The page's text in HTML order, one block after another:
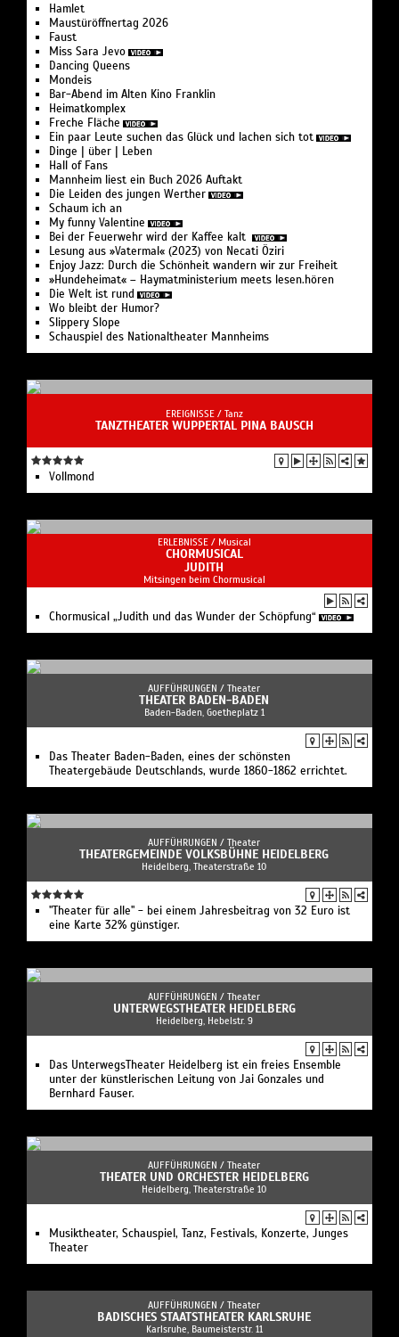
Hamlet
Maustüröffnertag 2026
Faust
Miss Sara Jevo
Dancing Queens
Mondeis
Bar-Abend im Alten Kino Franklin
Heimatkomplex
Freche Fläche
Ein paar Leute suchen das Glück und lachen sich tot
Dinge | über | Leben
Hall of Fans
Mannheim liest ein Buch 2026 Auftakt
Die Leiden des jungen Werther
Schaum ich an
My funny Valentine
Bei der Feuer­wehr wird der Kaffee kalt
Lesung aus »Vatermal« (2023) von Necati Öziri
Enjoy Jazz: Durch die Schönheit wandern wir zur Freiheit
»Hundeheimat« – Haymat­ministerium meets lesen.hören
Die Welt ist rund
Wo bleibt der Humor?
Slippery Slope
Schauspiel des Nationaltheater Mannheims
EREIGNISSE / Tanz
TANZTHEATER WUPPERTAL PINA BAUSCH
Vollmond
ERLEBNISSE / Musical
CHORMUSICAL
JUDITH
Mitsingen beim Chormusical
Chormusical „Judith und das Wunder der Schöpfung“
AUFFÜHRUNGEN / Theater
THEATER BADEN-BADEN
Baden-Baden, Goetheplatz 1
Das Theater Baden-Baden, eines der schönsten
Theatergebäude Deutschlands, wurde 1860-1862 errichtet.
AUFFÜHRUNGEN / Theater
THEATERGEMEINDE VOLKSBÜHNE HEIDELBERG
Heidelberg, Theaterstraße 10
"Theater für alle" - bei einem Jahresbeitrag von 32 Euro ist
eine Karte 32% günstiger.
AUFFÜHRUNGEN / Theater
UNTERWEGSTHEATER HEIDELBERG
Heidelberg, Hebelstr. 9
Das UnterwegsTheater Heidelberg ist ein freies Ensemble
unter der künstlerischen Leitung von Jai Gonzales und
Bernhard Fauser.
AUFFÜHRUNGEN / Theater
THEATER UND ORCHESTER HEIDELBERG
Heidelberg, Theaterstraße 10
Musiktheater, Schauspiel, Tanz, Festivals, Konzerte, Junges
Theater
AUFFÜHRUNGEN / Theater
BADISCHES STAATSTHEATER KARLSRUHE
Karlsruhe, Baumeisterstr. 11